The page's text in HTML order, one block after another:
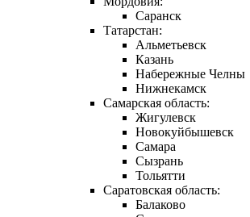
Саранск
Татарстан:
Альметьевск
Казань
Набережные Челны
Нижнекамск
Самарская область:
Жигулевск
Новокуйбышевск
Самара
Сызрань
Тольятти
Саратовская область:
Балаково